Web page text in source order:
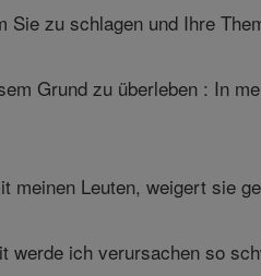
zu schlagen und Ihre
Grund zu überleben : In
meinen Leuten, weigert sie
werde ich verursachen so